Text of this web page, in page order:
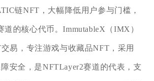
链NFT，大幅降低用户参与门槛，
道的核心代币。ImmutableX（IMX）
易，专注游戏与收藏品NFT，采用
安全，是NFTLayer2赛道的代表，支